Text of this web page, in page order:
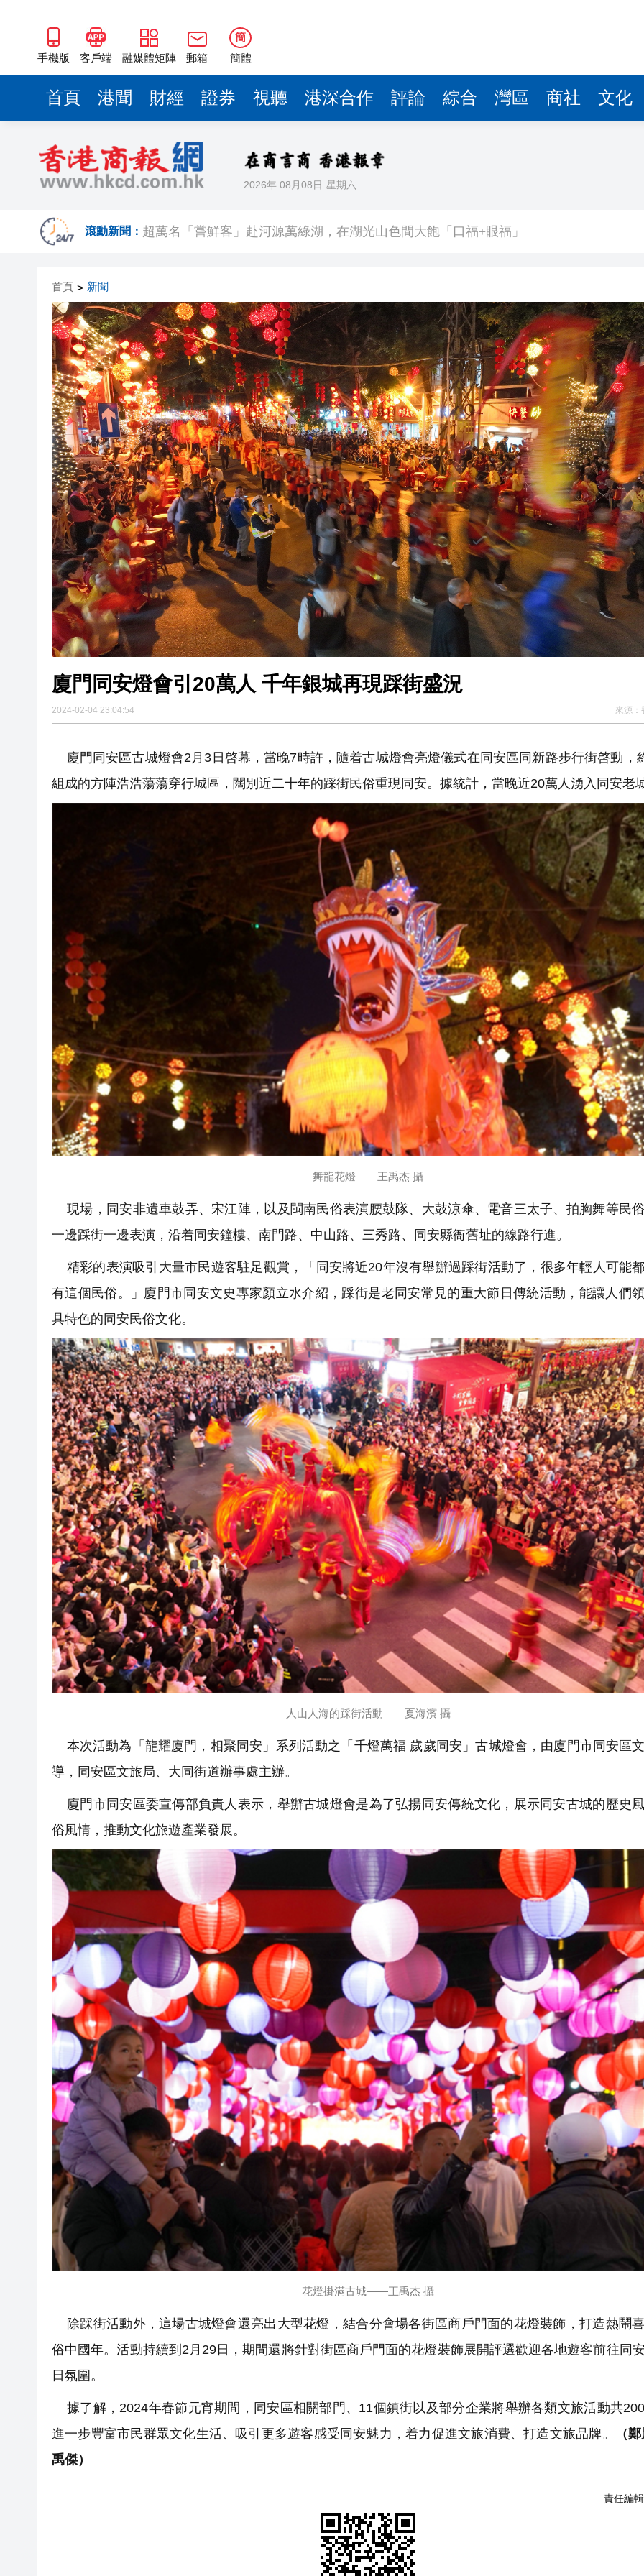
手機版 客戶端 融媒體矩陣 郵箱
簡
簡體
首頁 港聞 財經 證券 視聽 港深合作 評論 綜合 灣區 商社 文化
2026年 08月08日 星期六
滾動新聞： 超萬名「嘗鮮客」赴河源萬綠湖，在湖光山色間大飽「口福+眼福」
吳可畏：用「五字訣」與「三種美」破譯合唱音色密碼
有片丨迪麗熱巴跟星爺學粵語：盼《功夫女足》觀眾看得開心
澤連斯基：與美達成「愛國者」導彈供應協議
​港航快運取消多班航班 高鐵8班車次取消
首頁 > 新聞
廈門同安燈會引20萬人 千年銀城再現踩街盛況
2024-02-04 23:04:54 來源：
廈門同安區古城燈會2月3日啓幕，當晚7時許，隨着古城燈會亮燈儀式在同安區同新路步行街啓動，
組成的方陣浩浩蕩蕩穿行城區，闊別近二十年的踩街民俗重現同安。據統計，當晚近20萬人湧入同安老
舞龍花燈——王禹杰 攝
現場，同安非遺車鼓弄、宋江陣，以及閩南民俗表演腰鼓隊、大鼓涼傘、電音三太子、拍胸舞等民
一邊踩街一邊表演，沿着同安鐘樓、南門路、中山路、三秀路、同安縣衙舊址的線路行進。
精彩的表演吸引大量市民遊客駐足觀賞，「同安將近20年沒有舉辦過踩街活動了，很多年輕人可能
有這個民俗。」廈門市同安文史專家顏立水介紹，踩街是老同安常見的重大節日傳統活動，能讓人們
具特色的同安民俗文化。
人山人海的踩街活動——夏海濱 攝
本次活動為「龍耀廈門，相聚同安」系列活動之「千燈萬福 歲歲同安」古城燈會，由廈門市同安區
導，同安區文旅局、大同街道辦事處主辦。
廈門市同安區委宣傳部負責人表示，舉辦古城燈會是為了弘揚同安傳統文化，展示同安古城的歷史
俗風情，推動文化旅遊產業發展。
花燈掛滿古城——王禹杰 攝
除踩街活動外，這場古城燈會還亮出大型花燈，結合分會場各街區商戶門面的花燈裝飾，打造熱鬧
俗中國年。活動持續到2月29日，期間還將針對街區商戶門面的花燈裝飾展開評選歡迎各地遊客前往同
日氛圍。
據了解，2024年春節元宵期間，同安區相關部門、11個鎮街以及部分企業將舉辦各類文旅活動共
進一步豐富市民群眾文化生活、吸引更多遊客感受同安魅力，着力促進文旅消費、打造文旅品牌。
（
禹傑）
責任編